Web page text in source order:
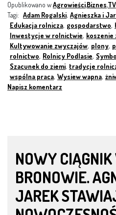
Opublikowano wAgrowieści,Biznes,TV
Tagi: Adam Rogalski, Agnieszka i
Edukacja rolnicza, gospodarstwo,
Inwestycje w rolnictwie, koszenie
Kultywowanie zwyczajów, plony,
rolnictwo, Rolnicy Podlasie,
Szacunek do ziemi, tradycje
wspólna praca, Wysiew wapna,
Napisz komentarz
NOWY
BRONOWIE.
JAREK